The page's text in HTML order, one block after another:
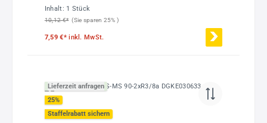
Inhalt: 1 Stück
10,12 €* (Sie sparen 25% )
7,59 €*inkl. MwSt.
Lieferzeit anfragen
25%
Staffelrabatt sichern